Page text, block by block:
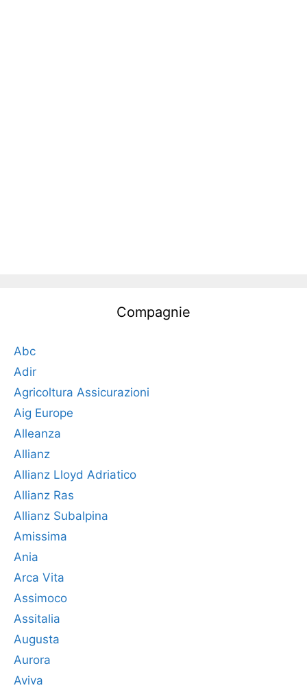
Compagnie
Abc
Adir
Agricoltura Assicurazioni
Aig Europe
Alleanza
Allianz
Allianz Lloyd Adriatico
Allianz Ras
Allianz Subalpina
Amissima
Ania
Arca Vita
Assimoco
Assitalia
Augusta
Aurora
Aviva